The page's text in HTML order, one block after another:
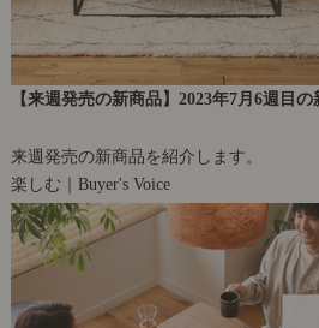
【来週発売の新商品】2023年7月6週目
来週発売の新商品を紹介します。
楽しむ｜Buyer's Voice